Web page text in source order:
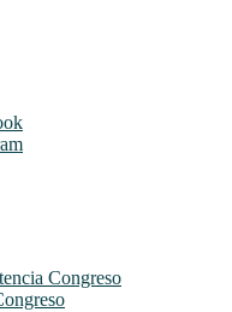
Congreso